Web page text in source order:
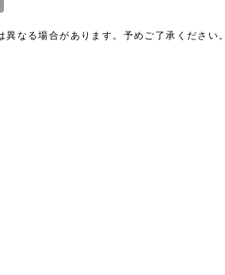
なる場合があります。予めご了承ください。